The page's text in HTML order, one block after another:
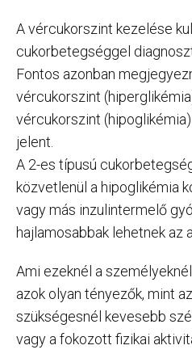
A vércukorszint kezelése
cukorbetegséggel
Fontos azonban
vércukorszint
vércukorszint
jelent.
A 2-es típusú
közvetlenül a hipoglikémia
vagy más inzulintermelő
hajlamosabbak lehetnek az
Ami ezeknél a
azok olyan tényezők, mint
szükségesnél kevesebb
vagy a fokozott fizikai